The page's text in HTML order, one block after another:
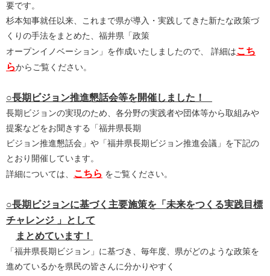
要です。
杉本知事就任以来、これまで県が導入・実践してきた新たな政策づ
くりの手法をまとめた、福井県「政策
オープンイノベーション」を作成いたしましたので、 詳細はこち
らからご覧ください。
○長期ビジョン推進懇話会等を開催しました！
長期ビジョンの実現のため、各分野の実践者や団体等から取組みや
提案などをお聞きする「福井県長期
ビジョン推進懇話会」や「福井県長期ビジョン推進会議」を下記の
とおり開催しています。
詳細については、 こちら をご覧ください。
○長期ビジョンに基づく主要施策を「未来をつくる実践目標
チャレンジ 」として
まとめています！
「福井県長期ビジョン」に基づき、毎年度、県がどのような政策を
進めているかを県民の皆さんに分かりやすく